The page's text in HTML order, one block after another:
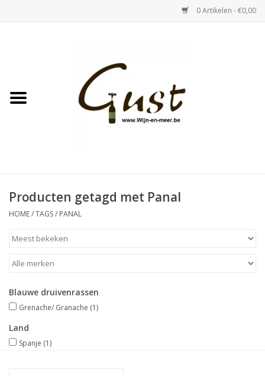
0 Artikelen - €0,00
Witte wijn
Bubbels & Vermout
Merken
Producten getagd met Panal
HOME/TAGS/ PANAL
Blauwe druivenrassen
Grenache/ Granache (1)
Land
Spanje (1)